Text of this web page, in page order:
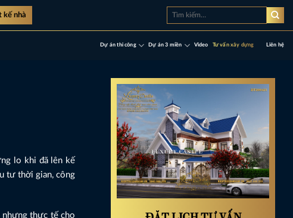
kế nhà
Tìm
Dự án thi công Dự án 3 miền Video Tư vấn xây dựng Liên hệ
lo khi đã lên kế
tư thời gian, công
nhưng thực tế cho